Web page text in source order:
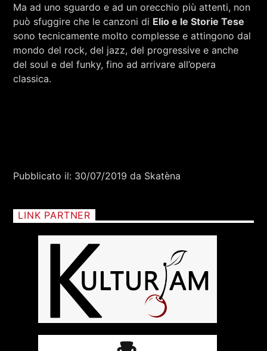
Ma ad uno sguardo e ad un orecchio più attenti, non
può sfuggire che le canzoni di Elio e le Storie Tese
sono tecnicamente molto complesse e attingono dal
mondo del rock, del jazz, del progressive e anche
del soul e del funky, fino ad arrivare all’opera
classica.
Pubblicato il: 30/07/2019 da Skatèna
LINK PARTNER